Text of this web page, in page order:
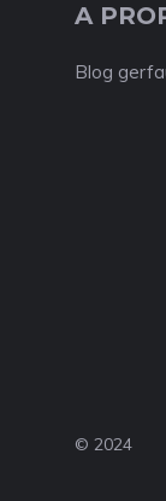
A
Blog
© 2024